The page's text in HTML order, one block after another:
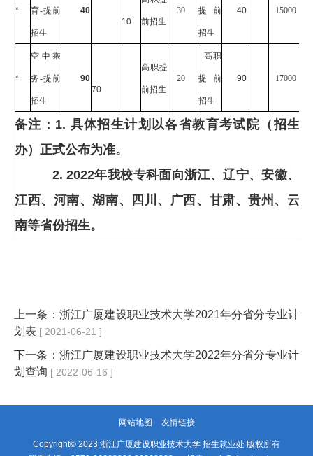
* 育-提前
招生
40
10
前招生
30 提前
招生
40 15000
*
空中乘
务-提前
招生
90
70
高职提
前招生
20
高职
提前
招生
90 17000
备注： 1. 具体招生计划以各省教育考试院（招生
办）正式公布为准。
2. 2022年我校专科面向浙江、辽宁、安徽、
江西、河南、湖南、四川、广西、甘肃、贵州、云
南等省份招生。
上一条： 浙江广厦建设职业技术大学2021年分省分专业计
划表 [ 2021-06-21 ]
下一条： 浙江广厦建设职业技术大学2022年分省分专业计
划查询 [ 2022-06-16 ]
网站地图 友情链接
Copyright© 2023 浙江广厦建设职业技术大学 招生就业处 版权所有